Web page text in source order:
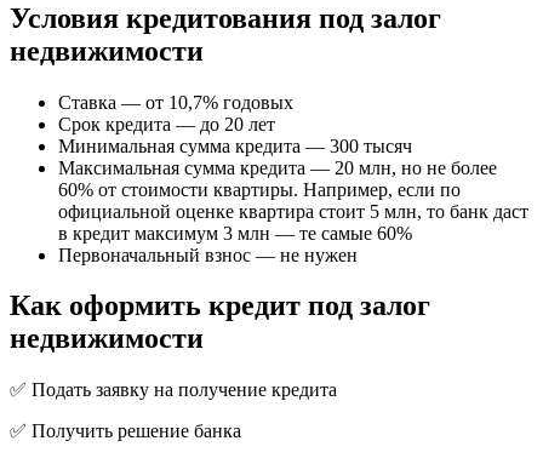
Условия кредитования под залог
недвижимости
Ставка — от 10,7% годовых
Срок кредита — до 20 лет
Минимальная сумма кредита — 300 тысяч
Максимальная сумма кредита — 20 млн, но не более
60% от стоимости квартиры. Например, если по
официальной оценке квартира стоит 5 млн, то банк даст
в кредит максимум 3 млн — те самые 60%
Первоначальный взнос — не нужен
Как оформить кредит под залог
недвижимости
✅ Подать заявку на получение кредита
✅ Получить решение банка